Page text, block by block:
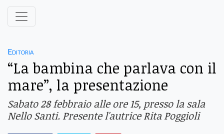
Editoria
“La bambina che parlava con il
mare”, la presentazione
Sabato 28 febbraio alle ore 15, presso la sala
Nello Santi. Presente l'autrice Rita Poggioli